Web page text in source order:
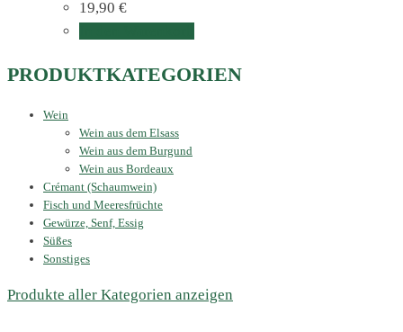
19,90 €
PRODUKTKATEGORIEN
Wein
Wein aus dem Elsass
Wein aus dem Burgund
Wein aus Bordeaux
Crémant (Schaumwein)
Fisch und Meeresfrüchte
Gewürze, Senf, Essig
Süßes
Sonstiges
Produkte aller Kategorien anzeigen